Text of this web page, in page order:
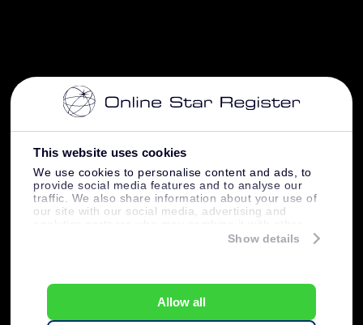
This website uses cookies
We use cookies to personalise content and ads, to
provide social media features and to analyse our
traffic. We also share information about your use of
our site with our social media, advertising and
information that you’ve provided to them or that
Show details
Allow all